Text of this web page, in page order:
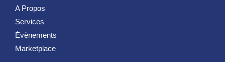
A Propos
Services
Évènements
Marketplace